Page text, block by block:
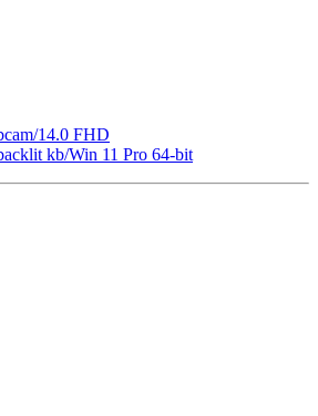
14.0 FHD
kb/Win 11 Pro 64-bit